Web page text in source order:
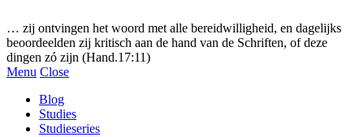
… zij ontvingen het woord met alle bereidwilligheid, en dagelijks
beoordeelden zij kritisch aan de hand van de Schriften, of deze
dingen zó zijn (Hand.17:11)
Menu Close
Blog
Studies
Studieseries